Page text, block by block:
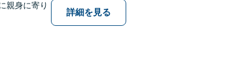
親身に寄り
詳細を見る